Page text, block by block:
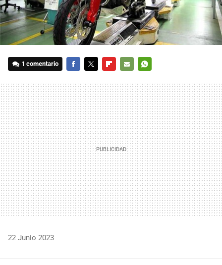
1 comentario
MAIL
22 Junio 2023